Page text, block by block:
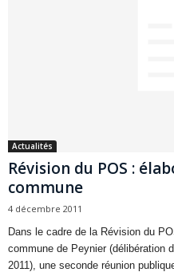
Actualités
Révision du POS :
commune
4 décembre 2011
Dans le cadre de la Révision du
commune de Peynier (délibération
2011), une seconde réunion